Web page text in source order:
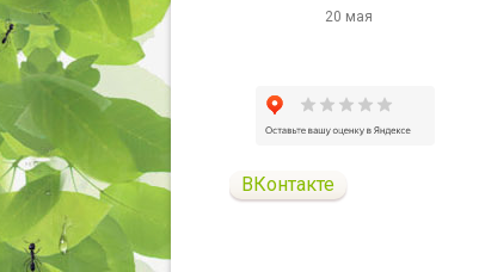
20 мая
ВКонтакте